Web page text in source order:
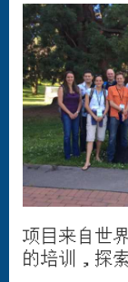
项目来自世
的培训，探